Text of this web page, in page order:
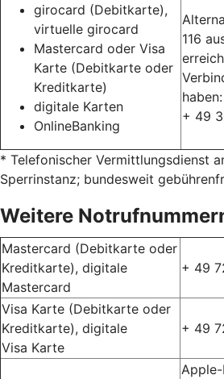
girocard (Debitkarte),
virtuelle girocard
Mastercard oder Visa
Karte (Debitkarte oder
Kreditkarte)
digitale Karten
OnlineBanking
116
haben:
+ 49
* Telefonischer Vermittlungsdienst
Sperrinstanz; bundesweit
Weitere
Mastercard (Debitkarte oder
Kreditkarte), digitale
Mastercard
+ 49
Visa Karte (Debitkarte oder
Kreditkarte), digitale
Visa Karte
+ 49